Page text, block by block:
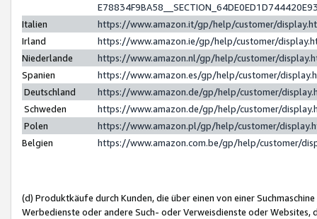
Italien
https://www.amazon.it/gp/help/customer/
Irland
https://www.amazon.ie/gp/help/customer/
Niederlande
https://www.amazon.nl/gp/help/customer/
Spanien
https://www.amazon.es/gp/help/customer/
Deutschland
https://www.amazon.de/gp/help/customer/
Schweden
https://www.amazon.de/gp/help/customer/
Polen
https://www.amazon.pl/gp/help/customer/
Belgien
https://www.amazon.com.be/gp/help/customer/
(d) Produktkäufe durch Kunden, die über einen von einer
Werbedienste oder andere Such- oder Verweisdienste oder Websites,